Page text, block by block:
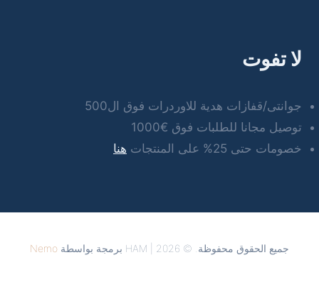
لا تفوت
جوانتى/قفازات هدية للاوردرات فوق ال500
توصيل مجانا للطلبات فوق €1000
خصومات حتى 25% على المنتجات
هنا
جميع الحقوق محفوظة. © 2026 | HAM برمجة بواسطة Nemo